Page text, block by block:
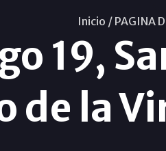
Inicio / PAGINA
19,
de la